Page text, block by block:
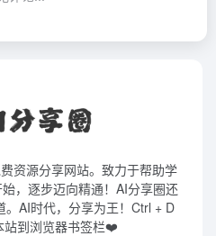
资源分享网站。致力于帮助学
，逐步迈向精通！AI分享圈还
AI时代，分享为王！Ctrl + D
到浏览器书签栏❤️